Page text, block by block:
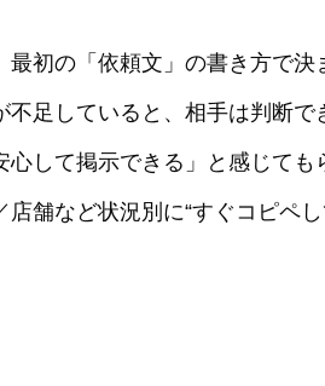
初の「依頼文」の書き方で決
足していると、相手は判断で
して掲示できる」と感じても
舗など状況別に“すぐコピペ